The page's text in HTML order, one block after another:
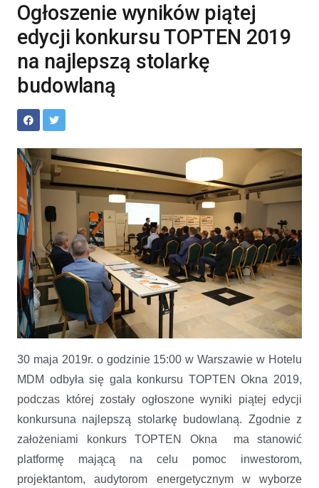
Ogłoszenie wyników piątej
edycji konkursu TOPTEN 2019
na najlepszą stolarkę
budowlaną
najlepszą stolarkę budowlaną
30 maja 2019r. o godzinie 15:00 w Warszawie w Hotelu
MDM odbyła się gala konkursu TOPTEN Okna 2019,
podczas której zostały ogłoszone wyniki piątej edycji
konkursuna najlepszą stolarkę budowlaną. Zgodnie z
założeniami konkurs TOPTEN Okna ma stanowić
platformę mającą na celu pomoc inwestorom,
projektantom, audytorom energetycznym w wyborze